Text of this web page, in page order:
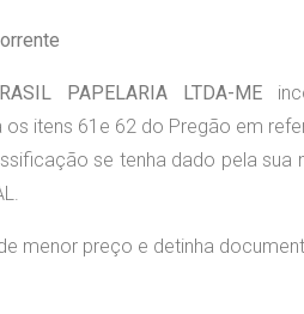
PAPELARIA LTDA-ME
os itens 61e 62 do Pregão em
se tenha dado pela sua
menor preço e detinha